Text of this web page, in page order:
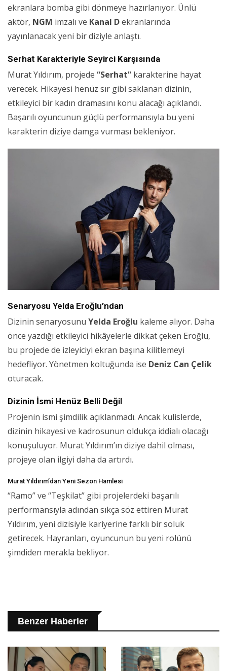
ekranlara bomba gibi dönmeye hazırlanıyor. Ünlü
aktör, NGM imzalı ve Kanal Dekranlarında
yayınlanacak yeni bir diziyle anlaştı.
Serhat Karakteriyle Seyirci Karşısında
Murat Yıldırım, projede “Serhat” karakterine hayat
verecek. Hikayesi henüz sır gibi saklanan dizinin,
etkileyici bir kadın dramasını konu alacağı açıklandı.
Başarılı oyuncunun güçlü performansıyla bu yeni
karakterin diziye damga vurması bekleniyor.
Senaryosu Yelda Eroğlu’ndan
Dizinin senaryosunu Yelda Eroğlu kaleme alıyor. Daha
önce yazdığı etkileyici hikâyelerle dikkat çeken Eroğlu,
bu projede de izleyiciyi ekran başına kilitlemeyi
hedefliyor. Yönetmen koltuğunda ise Deniz Can Çelik
oturacak.
Dizinin İsmi Henüz Belli Değil
Projenin ismi şimdilik açıklanmadı. Ancak kulislerde,
dizinin hikayesi ve kadrosunun oldukça iddialı olacağı
konuşuluyor. Murat Yıldırım’ın diziye dahil olması,
projeye olan ilgiyi daha da artırdı.
Murat Yıldırım’dan Yeni Sezon Hamlesi
“Ramo” ve “Teşkilat” gibi projelerdeki başarılı
performansıyla adından sıkça söz ettiren Murat
Yıldırım, yeni dizisiyle kariyerine farklı bir soluk
getirecek. Hayranları, oyuncunun bu yeni rolünü
şimdiden merakla bekliyor.
Benzer Haberler